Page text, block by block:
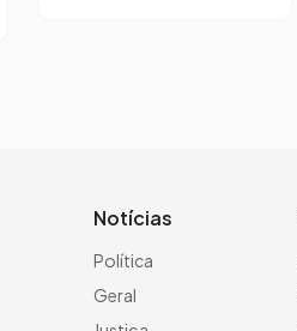
Notícias
Política
Geral